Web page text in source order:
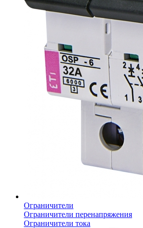
Ограничители
Ограничители перенапряжения
Ограничители тока